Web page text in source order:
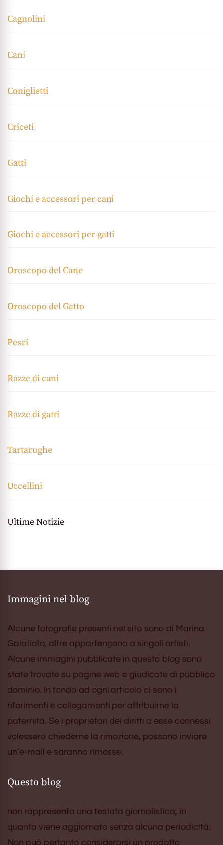
Cagnolini
Cani
Coniglietti
Criceti
Gatti
Giochi e accessori per cani
Giochi e accessori per gatti
Oroscopo del Cane
Oroscopo del Gatto
Pesci
Razze di cani
Razze di gatti
Tartarughe
Uccellini
Ultime Notizie
Immagini nel blog
Alcune fotografie presenti nel sito sono di Marina
Galatioto, altre appartengono a singoli artisti.
Alcune immagini pubblicate in questo blog sono
state trovate su pagine web e giudicate di pubblico
dominio. In fondo ad ogni articolo ci sono i
riferimenti e collegamenti per attribuirne la
paternità. Se i proprietari dei diritti a esse connessi
volessero chiederne la rimozione, possono inviare
un’e-mail e saranno rimosse.
Questo blog
non rappresenta una testata giornalistica, in
quanto viene aggiornato senza alcuna periodicità.
Non può pertanto considerarsi un prodotto